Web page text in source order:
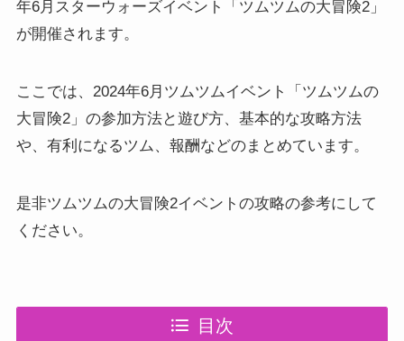
年6月スターウォーズイベント「ツムツムの大冒険2」
が開催されます。
ここでは、2024年6月ツムツムイベント「ツムツムの
大冒険2」の参加方法と遊び方、基本的な攻略方法
や、有利になるツム、報酬などのまとめています。
是非ツムツムの大冒険2イベントの攻略の参考にして
ください。
目次